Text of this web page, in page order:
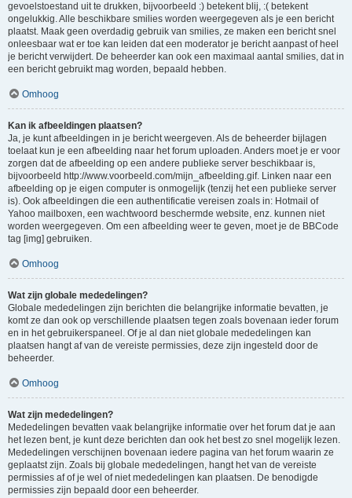
gevoelstoestand uit te drukken, bijvoorbeeld :) betekent blij, :( betekent
ongelukkig. Alle beschikbare smilies worden weergegeven als je een bericht
plaatst. Maak geen overdadig gebruik van smilies, ze maken een bericht snel
onleesbaar wat er toe kan leiden dat een moderator je bericht aanpast of heel
je bericht verwijdert. De beheerder kan ook een maximaal aantal smilies, dat in
een bericht gebruikt mag worden, bepaald hebben.
Omhoog
Kan ik afbeeldingen plaatsen?
Ja, je kunt afbeeldingen in je bericht weergeven. Als de beheerder bijlagen
toelaat kun je een afbeelding naar het forum uploaden. Anders moet je er voor
zorgen dat de afbeelding op een andere publieke server beschikbaar is,
bijvoorbeeld http://www.voorbeeld.com/mijn_afbeelding.gif. Linken naar een
afbeelding op je eigen computer is onmogelijk (tenzij het een publieke server
is). Ook afbeeldingen die een authentificatie vereisen zoals in: Hotmail of
Yahoo mailboxen, een wachtwoord beschermde website, enz. kunnen niet
worden weergegeven. Om een afbeelding weer te geven, moet je de BBCode
tag [img] gebruiken.
Omhoog
Wat zijn globale mededelingen?
Globale mededelingen zijn berichten die belangrijke informatie bevatten, je
komt ze dan ook op verschillende plaatsen tegen zoals bovenaan ieder forum
en in het gebruikerspaneel. Of je al dan niet globale mededelingen kan
plaatsen hangt af van de vereiste permissies, deze zijn ingesteld door de
beheerder.
Omhoog
Wat zijn mededelingen?
Mededelingen bevatten vaak belangrijke informatie over het forum dat je aan
het lezen bent, je kunt deze berichten dan ook het best zo snel mogelijk lezen.
Mededelingen verschijnen bovenaan iedere pagina van het forum waarin ze
geplaatst zijn. Zoals bij globale mededelingen, hangt het van de vereiste
permissies af of je wel of niet mededelingen kan plaatsen. De benodigde
permissies zijn bepaald door een beheerder.